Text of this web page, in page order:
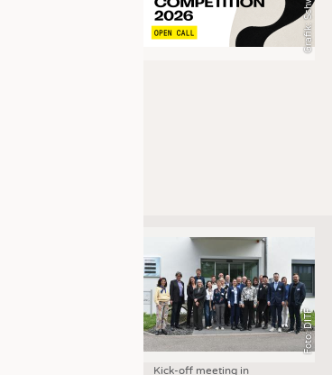
Foto: DITF
Kick-off meeting in